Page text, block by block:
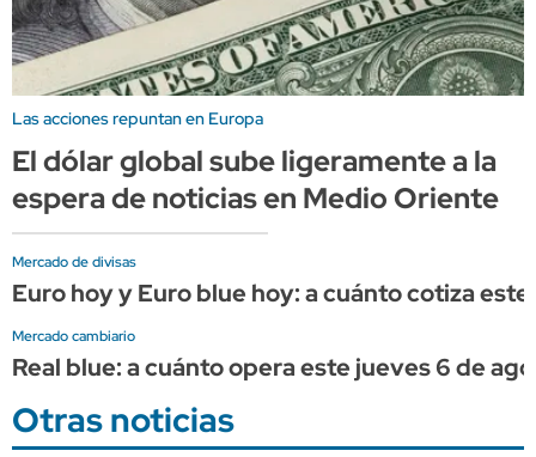
Las acciones repuntan en Europa
El dólar global sube ligeramente a la
espera de noticias en Medio Oriente
Mercado de divisas
Euro hoy y Euro blue hoy: a cuánto cotiza
Mercado cambiario
Real blue: a cuánto opera este jueves 6 de
Otras noticias